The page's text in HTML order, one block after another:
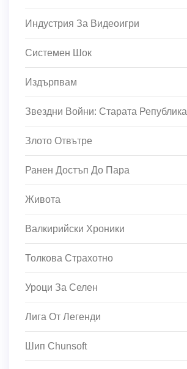
Индустрия За Видеоигри
Системен Шок
Издърпвам
Звездни Войни: Старата Република
Злото Отвътре
Ранен Достъп До Пара
Живота
Валкирийски Хроники
Толкова Страхотно
Уроци За Селен
Лига От Легенди
Шип Chunsoft